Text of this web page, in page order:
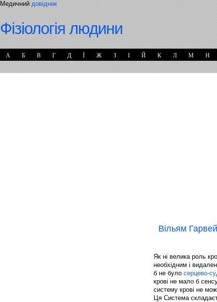
Медичний довідник
Фізіологія людини
А Б В Г Д Ї Ж З І Й К Л М Н
Вільям
Як ні велика роль
необхідним і
б не було серцево-
крові не мало б
систему крові не
Ця Система